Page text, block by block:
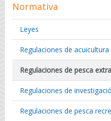
Normativa
Leyes
Regulaciones de acuicultura
Regulaciones de pesca
Regulaciones de
Regulaciones de pesca